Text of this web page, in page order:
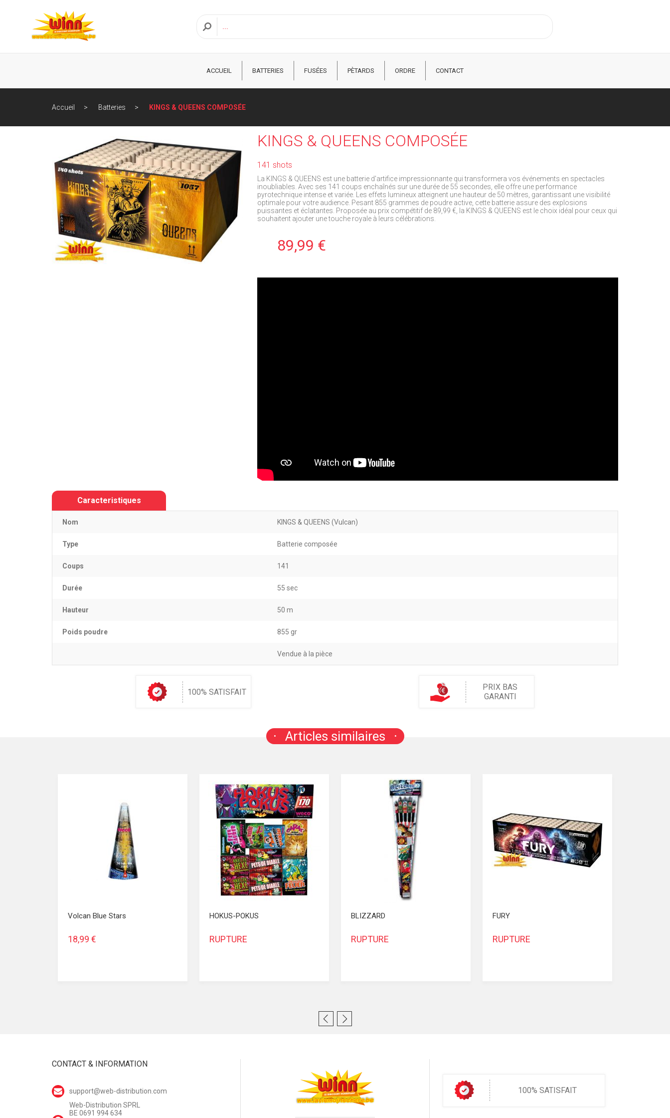
ACCUEIL BATTERIES FUSÉES PÈTARDS ORDRE CONTACT
Accueil Batteries KINGS & QUEENS COMPOSÉE
KINGS & QUEENS COMPOSÉE
141 shots
La KINGS & QUEENS est une batterie d'artifice impressionnante qui transformera vos événements en spectacles
inoubliables. Avec ses 141 coups enchaînés sur une durée de 55 secondes, elle offre une performance
pyrotechnique intense et variée. Les effets lumineux atteignent une hauteur de 50 mètres, garantissant une visibilité
optimale pour votre audience. Pesant 855 grammes de poudre active, cette batterie assure des explosions
puissantes et éclatantes. Proposée au prix compétitif de 89,99 €, la KINGS & QUEENS est le choix idéal pour ceux qui
souhaitent ajouter une touche royale à leurs célébrations.
89,99 €
Caracteristiques
Nom KINGS & QUEENS (Vulcan)
Type Batterie composée
Coups 141
Durée 55 sec
Hauteur 50 m
Poids poudre 855 gr
Vendue à la pièce
100% SATISFAIT
PRIX BAS
GARANTI
Articles similaires
Volcan Blue Stars
18,99 €
HOKUS-POKUS
RUPTURE
BLIZZARD
RUPTURE
FURY
RUPTURE
CONTACT & INFORMATION
support@web-distribution.com
Web-Distribution SPRL
BE 0691 994 634
100% SATISFAIT